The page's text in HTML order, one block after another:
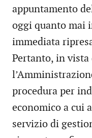
appuntamento
oggi quanto mai
immediata
Pertanto, in
procedura per
economico a cui
servizio di